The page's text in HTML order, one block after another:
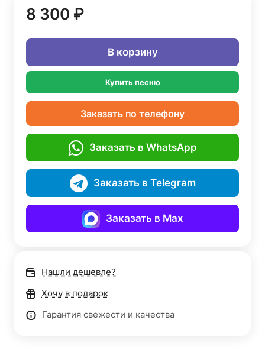
8 300 ₽
В корзину
Купить песню
Заказать по телефону
Заказать в WhatsApp
Заказать в Telegram
Заказать в Max
Нашли дешевле?
Хочу в подарок
Гарантия свежести и качества